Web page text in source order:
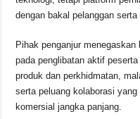
dengan bakal pelanggan
Pihak penganjur
pada penglibatan aktif
produk dan perkhidmatan,
serta peluang kolaborasi
komersial jangka panjang.